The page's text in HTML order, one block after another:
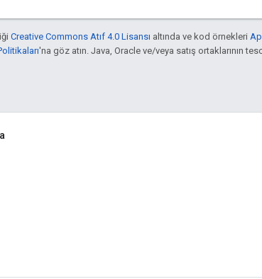
Creative Commons Atıf 4.0 Lisansı altında ve kod örnekleri
'na göz atın. Java, Oracle ve/veya satış ortaklarının